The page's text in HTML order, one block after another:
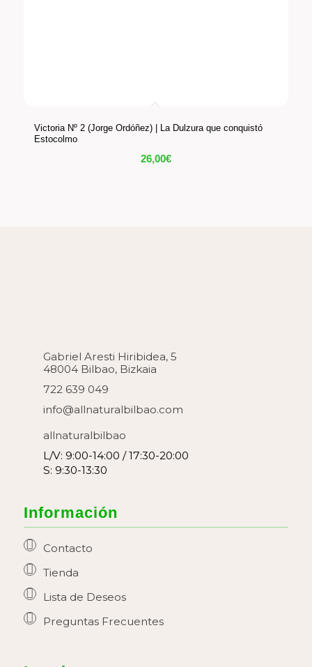
Victoria Nº 2 (Jorge Ordóñez) | La Dulzura que conquistó
Estocolmo
26,00€
Gabriel Aresti Hiribidea, 5
48004 Bilbao, Bizkaia
722 639 049
info@allnaturalbilbao.com
allnaturalbilbao
L/V: 9:00-14:00 / 17:30-20:00
S: 9:30-13:30
Información
Contacto
Tienda
Lista de Deseos
Preguntas Frecuentes